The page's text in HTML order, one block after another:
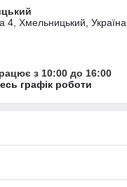
4, Хмельницький, Україна
з 10:00 до 16:00
графік роботи